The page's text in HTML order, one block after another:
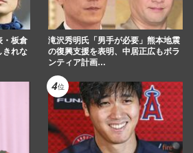
・板倉
きれな
滝沢秀明氏「男手が必要」熊本地震
の復興支援を表明、中居正広もボラ
ンティア計画…